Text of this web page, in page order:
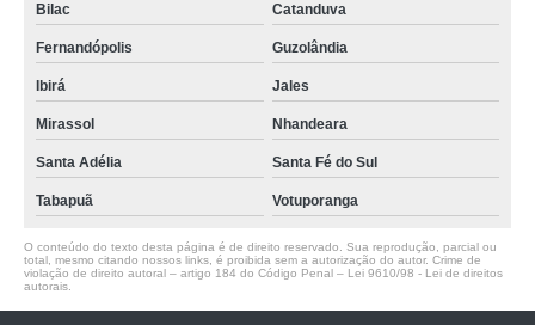
Bilac Catanduva
Fernandópolis Guzolândia
Ibirá Jales
Mirassol Nhandeara
Santa Adélia Santa Fé do Sul
Tabapuã Votuporanga
O conteúdo do texto desta página é de direito reservado. Sua reprodução, parcial ou
total, mesmo citando nossos links, é proibida sem a autorização do autor. Crime de
violação de direito autoral – artigo 184 do Código Penal – Lei 9610/98 - Lei de direitos
autorais